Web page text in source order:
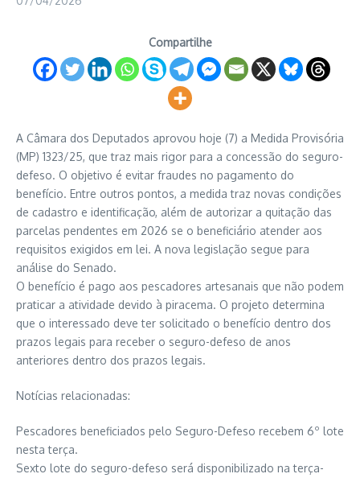
Compartilhe
A Câmara dos Deputados aprovou hoje (7) a Medida Provisória
(MP) 1323/25, que traz mais rigor para a concessão do seguro-
defeso. O objetivo é evitar fraudes no pagamento do
benefício. Entre outros pontos, a medida traz novas condições
de cadastro e identificação, além de autorizar a quitação das
parcelas pendentes em 2026 se o beneficiário atender aos
requisitos exigidos em lei. A nova legislação segue para
análise do Senado.
O benefício é pago aos pescadores artesanais que não podem
praticar a atividade devido à piracema. O projeto determina
que o interessado deve ter solicitado o benefício dentro dos
prazos legais para receber o seguro-defeso de anos
anteriores dentro dos prazos legais.
Notícias relacionadas:
Pescadores beneficiados pelo Seguro-Defeso recebem 6º lote
nesta terça.
Sexto lote do seguro-defeso será disponibilizado na terça-